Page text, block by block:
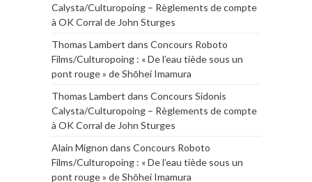
Calysta/Culturopoing – Règlements de compte
à OK Corral de John Sturges
Thomas Lambert dans Concours Roboto
Films/Culturopoing : « De l’eau tiède sous un
pont rouge » de Shōhei Imamura
Thomas Lambert dans Concours Sidonis
Calysta/Culturopoing – Règlements de compte
à OK Corral de John Sturges
Alain Mignon dans Concours Roboto
Films/Culturopoing : « De l’eau tiède sous un
pont rouge » de Shōhei Imamura